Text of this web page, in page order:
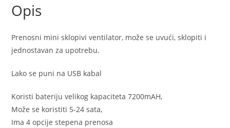
Opis
Prenosni mini sklopivi ventilator, može se uvući, sklopiti i
jednostavan za upotrebu.
Lako se puni na USB kabal
Koristi bateriju velikog kapaciteta 7200mAH,
Može se koristiti 5-24 sata,
Ima 4 opcije stepena prenosa